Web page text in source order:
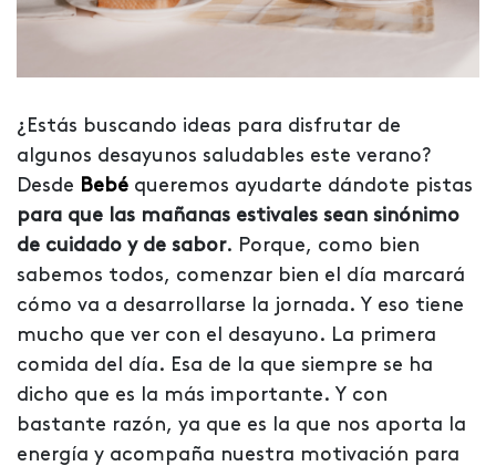
¿Estás buscando ideas para disfrutar de
algunos desayunos saludables este verano?
Desde Bebé queremos ayudarte dándote pistas
para que las mañanas estivales sean sinónimo
de cuidado y de sabor. Porque, como bien
sabemos todos, comenzar bien el día marcará
cómo va a desarrollarse la jornada. Y eso tiene
mucho que ver con el desayuno. La primera
comida del día. Esa de la que siempre se ha
dicho que es la más importante. Y con
bastante razón, ya que es la que nos aporta la
energía y acompaña nuestra motivación para